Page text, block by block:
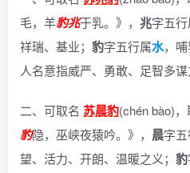
毛，羊豹兆于乳。》 ， 兆字五
祥瑞、基业； 豹字五行属水，
人名意指威严、勇敢、足智多谋
二、可取名 苏晨豹(chén bào)，
豹隐，巫峡夜猿吟。》 ， 晨字
望、活力、开朗、温暖之义； 豹